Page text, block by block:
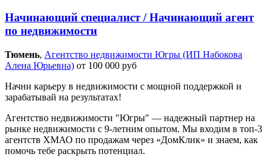
Начинающий специалист / Начинающий агент
по недвижимости
Тюмень‎, Агентство недвижимости Югры (ИП Набокова
Алена Юрьевна) от 100 000 руб
Начни карьеру в недвижимости с мощной поддержкой и
зарабатывай на результатах!
Агентство недвижимости "Югры" — надежный партнер на
рынке недвижимости с 9-летним опытом. Мы входим в топ-3
агентств ХМАО по продажам через «ДомКлик» и знаем, как
помочь тебе раскрыть потенциал.